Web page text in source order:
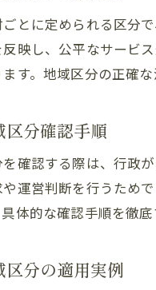
とに定められる区分
映し、公平なサービ
す。地域区分の正確
分確認手順
確認する際は、行政
運営判断を行うため
体的な確認手順を徹
分の適用実例